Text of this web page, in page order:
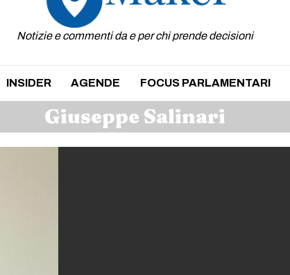
Notizie e commenti da e per chi prende decisioni
INSIDER AGENDE FOCUS PARLAMENTARI
Giuseppe Salinari